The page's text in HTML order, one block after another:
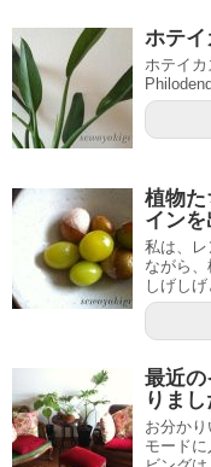
ホテイ
ホテイ
植物
イン
私は、レ
ながら
しげし
最近
りま
お分か
モード